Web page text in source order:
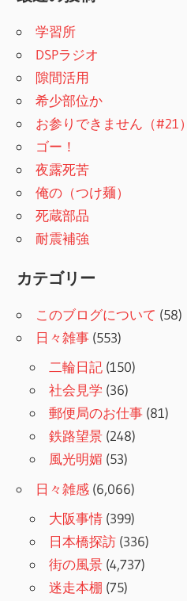
学習所
DSPラジオ
隙間活用
希少部位か
お参りできません（#21）
ゴー！
夜露死苦
俺の（つけ麺）
死蔵部品
耐震補強
カテゴリー
このブログについて (58)
日々雑事 (553)
二輪日記 (150)
社会見学 (36)
郵便局のお仕事 (81)
鉄路望景 (248)
風光明媚 (53)
日々雑感 (6,066)
大阪事情 (399)
日本橋探訪 (336)
街の風景 (4,737)
迷走本棚 (75)